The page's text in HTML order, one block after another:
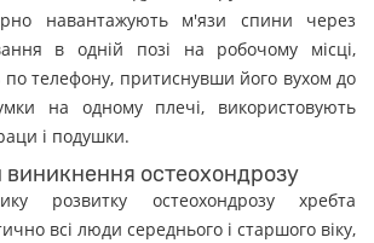
навантажують м'язи спини через
в одній позі на робочому місці,
по телефону, притиснувши його вухом до
на одному плечі, використовують
і подушки.
остеохондрозу
розвитку остеохондрозу хребта
всі люди середнього і старшого віку,